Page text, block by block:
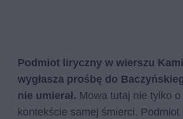
Podmiot liryczny w wierszu
wygłasza prośbę do
nie umierał. Mowa tutaj nie tylko
kontekście samej śmierci. Podmiot